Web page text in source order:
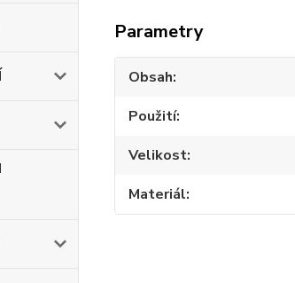
Parametry
Obsah
Použití
Velikost
Materiál